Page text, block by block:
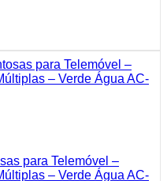
para Telemóvel –
– Verde Água AC-